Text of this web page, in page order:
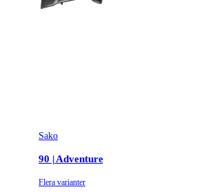
Sako
90 | Adventure
Flera varianter